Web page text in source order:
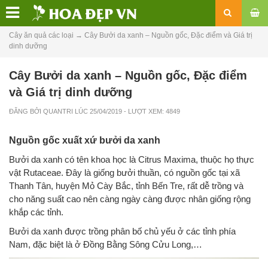
Cây ăn quả các loại → Cây Bưởi da xanh – Nguồn gốc, Đặc điểm và Giá trị
dinh dưỡng
Cây Bưởi da xanh – Nguồn gốc, Đặc điểm
và Giá trị dinh dưỡng
ĐĂNG BỞI QUANTRI LÚC 25/04/2019 - LƯỢT XEM: 4849
Nguồn gốc xuất xứ bưởi da xanh
Bưởi da xanh có tên khoa học là Citrus Maxima, thuộc họ thực
vật Rutaceae. Đây là giống bưởi thuần, có nguồn gốc tại xã
Thanh Tân, huyện Mỏ Cày Bắc, tỉnh Bến Tre, rất dễ trồng và
cho năng suất cao nên càng ngày càng được nhân giống rộng
khắp các tỉnh.
Bưởi da xanh được trồng phân bố chủ yếu ở các tỉnh phía
Nam, đặc biệt là ở Đồng Bằng Sông Cửu Long,…